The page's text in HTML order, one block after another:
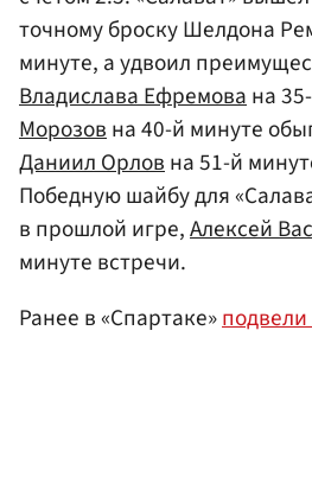
точному броску Шелдона
минуте, а удвоил
Владислава Ефремова на
Морозов на 40-й минуте
Даниил Орлов на 51-й
Победную шайбу для
в прошлой игре,Алексей
минуте встречи.
Ранее в «Спартаке»подвели